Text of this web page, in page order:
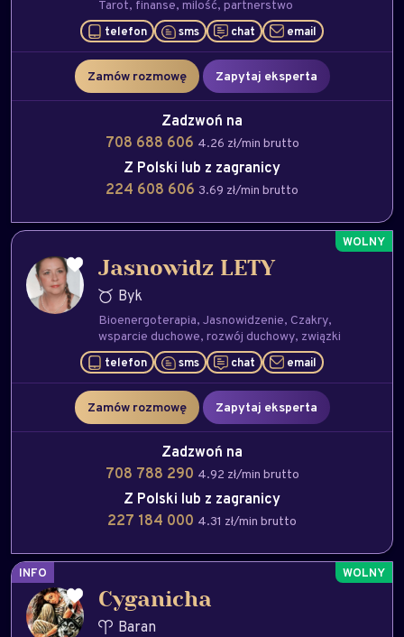
Tarot finanse milość partnerstwo
telefon sms chat email
Zamów rozmowę Zapytaj eksperta
Zadzwoń na
708 688 606 4.26 zł/min brutto
Z Polski lub z zagranicy
224 608 606 3.69 zł/min brutto
Jasnowidz LETY
Byk
Bioenergoterapia Jasnowidzenie Czakry
wsparcie duchowe rozwój duchowy związki
telefon sms chat email
Zamów rozmowę Zapytaj eksperta
Zadzwoń na
708 788 290 4.92 zł/min brutto
Z Polski lub z zagranicy
227 184 000 4.31 zł/min brutto
INFO
Cyganicha
Baran